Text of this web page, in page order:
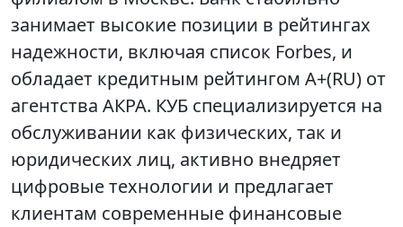
занимает высокие позиции в рейтингах
надежности, включая список Forbes, и
обладает кредитным рейтингом A+(RU) от
агентства АКРА. КУБ специализируется на
обслуживании как физических, так и
юридических лиц, активно внедряет
цифровые технологии и предлагает
клиентам современные финансовые